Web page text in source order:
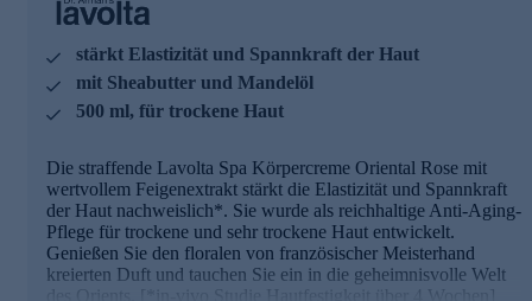
essentiellen Fettsäuren, unterstützt den Regenerationsprozess
- Mandelöl zieht gut ein und unterstützt die natürliche
Barrierefunktion der Haut. Es schenkt Ihrer Haut intensive
Pflege und ein seidenweiches
- Panthenol und Feigenextrakt versorgen die Haut mit
wohltuender Feuchtigkeit.
- Die Anti-Aging-Wirkstoffe Vitamin E und Q10
unterstützen durch antioxidative Eigenschaften den
Eigenschutz der Haut vor UV-bedingten Umwelteinflüssen.
stärkt Elastizität und Spannkraft der Haut
mit Sheabutter und Mandelöl
500 ml, für trockene Haut
Die straffende Lavolta Spa Körpercreme Oriental Rose mit
wertvollem Feigenextrakt stärkt die Elastizität und Spannkraft
der Haut nachweislich*. Sie wurde als reichhaltige Anti-Aging-
Pflege für trockene und sehr trockene Haut entwickelt.
Genießen Sie den floralen von französischer Meisterhand
kreierten Duft und tauchen Sie ein in die geheimnisvolle Welt
des Orients. [*in-vivo Studie Hautfestigkeit über 4 Wochen]